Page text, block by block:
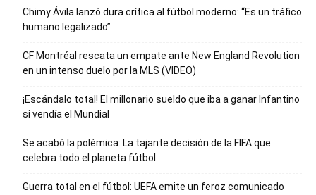
Chimy Ávila lanzó dura crítica al fútbol moderno: “Es un tráfico
humano legalizado”
CF Montréal rescata un empate ante New England Revolution
en un intenso duelo por la MLS (VIDEO)
¡Escándalo total! El millonario sueldo que iba a ganar Infantino
si vendía el Mundial
Se acabó la polémica: La tajante decisión de la FIFA que
celebra todo el planeta fútbol
Guerra total en el fútbol: UEFA emite un feroz comunicado